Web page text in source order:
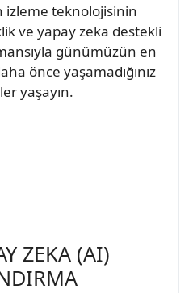
izleme teknolojisinin
ve yapay zeka destekli
günümüzün en
önce yaşamadığınız
yaşayın.
ZEKA (AI)